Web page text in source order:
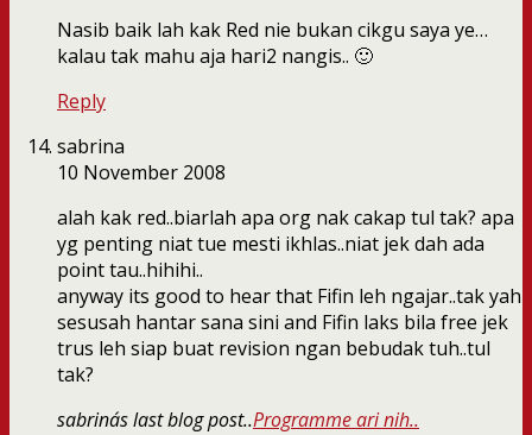
Nasib baik lah kak Red nie bukan cikgu saya ye…
kalau tak mahu aja hari2 nangis.. 🙂
Reply
sabrina
10 November 2008
alah kak red..biarlah apa org nak cakap tul tak? apa
yg penting niat tue mesti ikhlas..niat jek dah ada
point tau..hihihi..
anyway its good to hear that Fifin leh ngajar..tak yah
sesusah hantar sana sini and Fifin laks bila free jek
trus leh siap buat revision ngan bebudak tuh..tul
tak?
sabrina´s last blog post..Programme ari nih..